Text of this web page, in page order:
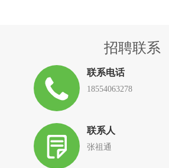
招聘联系
联系电话
18554063278
联系人
张祖通